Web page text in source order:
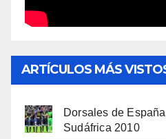
ARTÍCULOS MÁS
Dorsales de
Sudáfrica 2010